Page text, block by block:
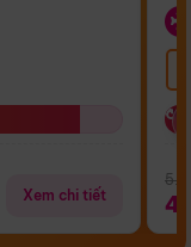
Xem chi tiết